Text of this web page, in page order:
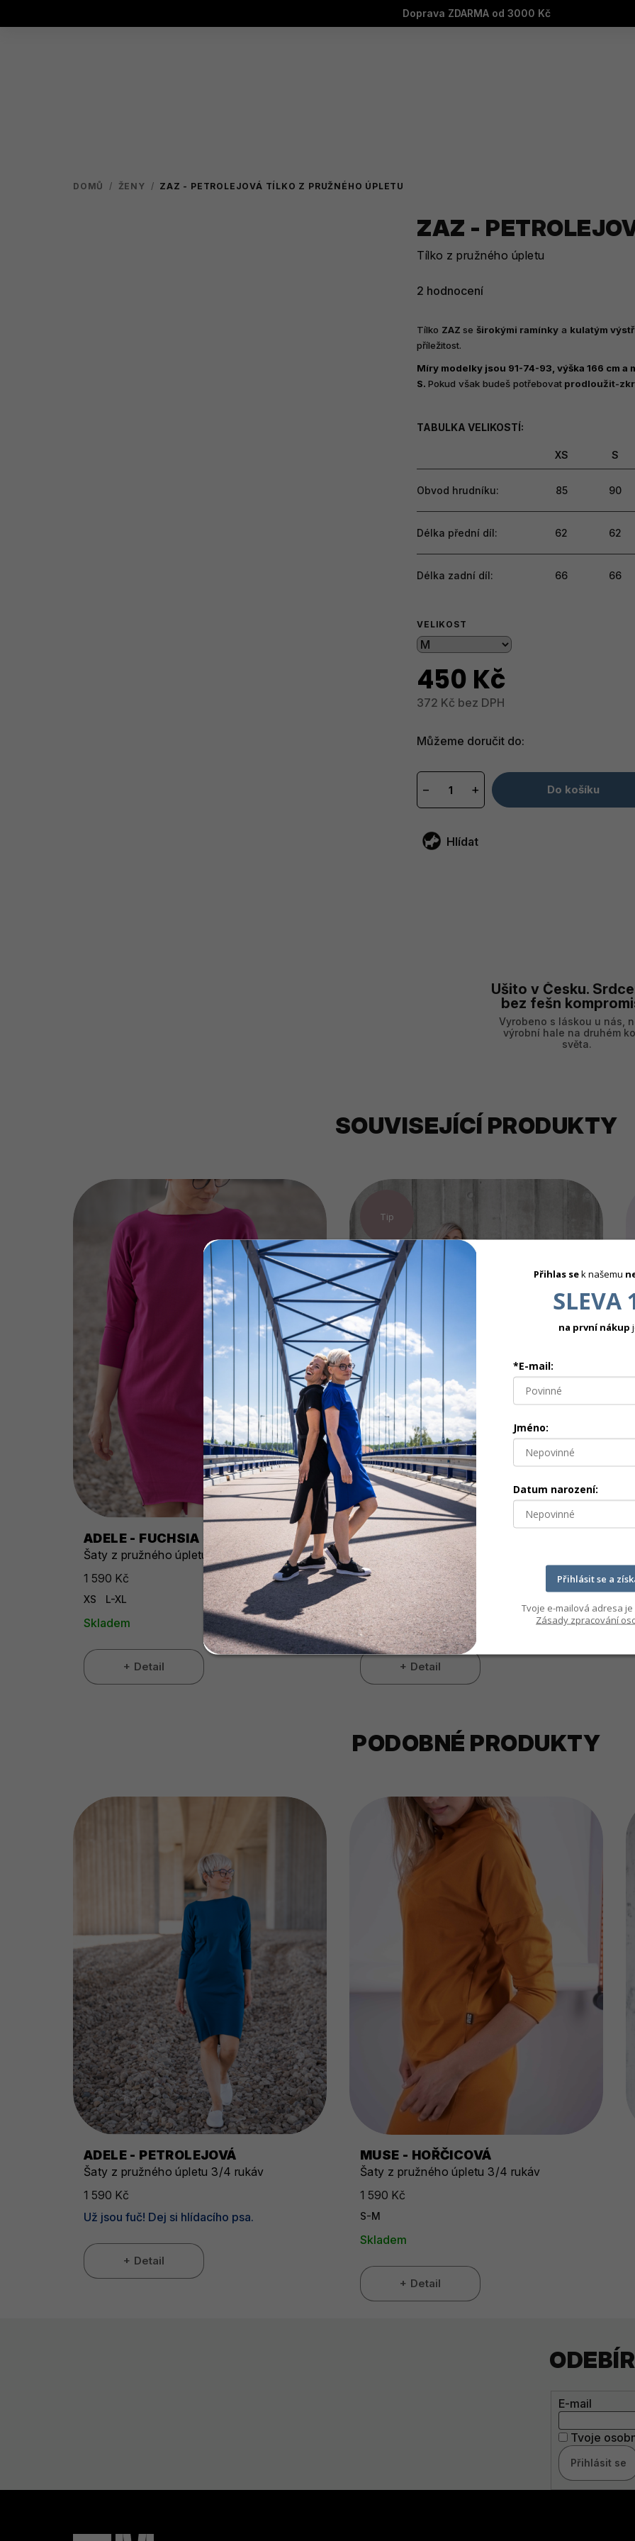
Doprava ZDARMA od 3000 Kč
DOMŮ / ŽENY / ZAZ - PETROLEJOVÁ TÍLKO Z PRUŽNÉHO ÚPLETU
ZAZ -
Tílko z pružného úpletu
Průměrné
je
5,0
z
5
2 hodnocení
Tílko ZAZseširokými ramínky a kulatým
příležitost.
Míry modelky jsou 91-74-93, výška 166 cm
S.Pokud však budeš potřebovat prodloužit-
TABULKA VELIKOSTÍ:
XS S
Obvod hrudníku: 85 90
Délka přední díl: 62 62
Délka zadní díl: 66 66
VELIKOST
450 Kč
372 Kč bez DPH
cena:
Můžeme doručit do:
+
− Do košíku
Hlídat
Ušito v Česku.
bez fešn
Vyrobeno s láskou u nás,
výrobní hale na druhém
světa.
SOUVISEJÍCÍ PRODUKTY
ADELE - FUCHSIA
Šaty z pružného úpletu 3/4 rukáv
1 590 Kč
XS L-XL
Skladem
Detail
Tip
MUSE - ČERNÁ
Šaty z pružného úpletu 3/4 rukáv
1 590 Kč
XS S-M L-XL XXL
Skladem
Detail
PODOBNÉ PRODUKTY
ADELE - PETROLEJOVÁ
Šaty z pružného úpletu 3/4 rukáv
1 590 Kč
Už jsou fuč! Dej si hlídacího psa.
Detail
MUSE - HOŘČICOVÁ
Šaty z pružného úpletu 3/4 rukáv
1 590 Kč
S-M
Skladem
Detail
E-mail
Tvoje
Přihlásit se
Přihlas sek našemu
SLEVA
na první nákup
*E-mail:
Jméno:
Datum narození:
Přihlásit se a
Tvoje e-mailová adresa
Zásady zpracování